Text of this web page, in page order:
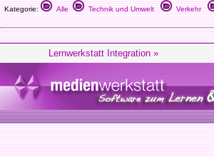
Kategorie: Alle Technik und Umwelt Verkehr
Lernwerkstatt Integration »